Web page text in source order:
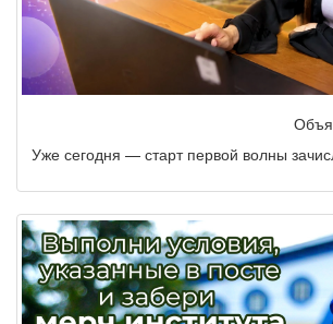
Уже сегодня — старт первой волны